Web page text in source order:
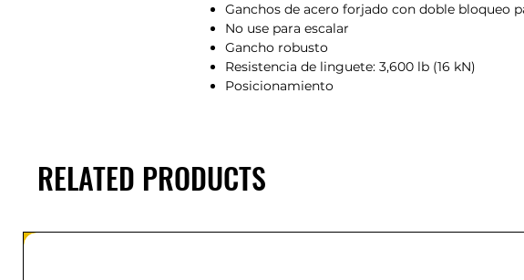
Ganchos de acero forjado con doble bloqueo
No use para escalar
Gancho robusto
Resistencia de linguete: 3,600 lb (16 kN)
Posicionamiento
RELATED PRODUCTS